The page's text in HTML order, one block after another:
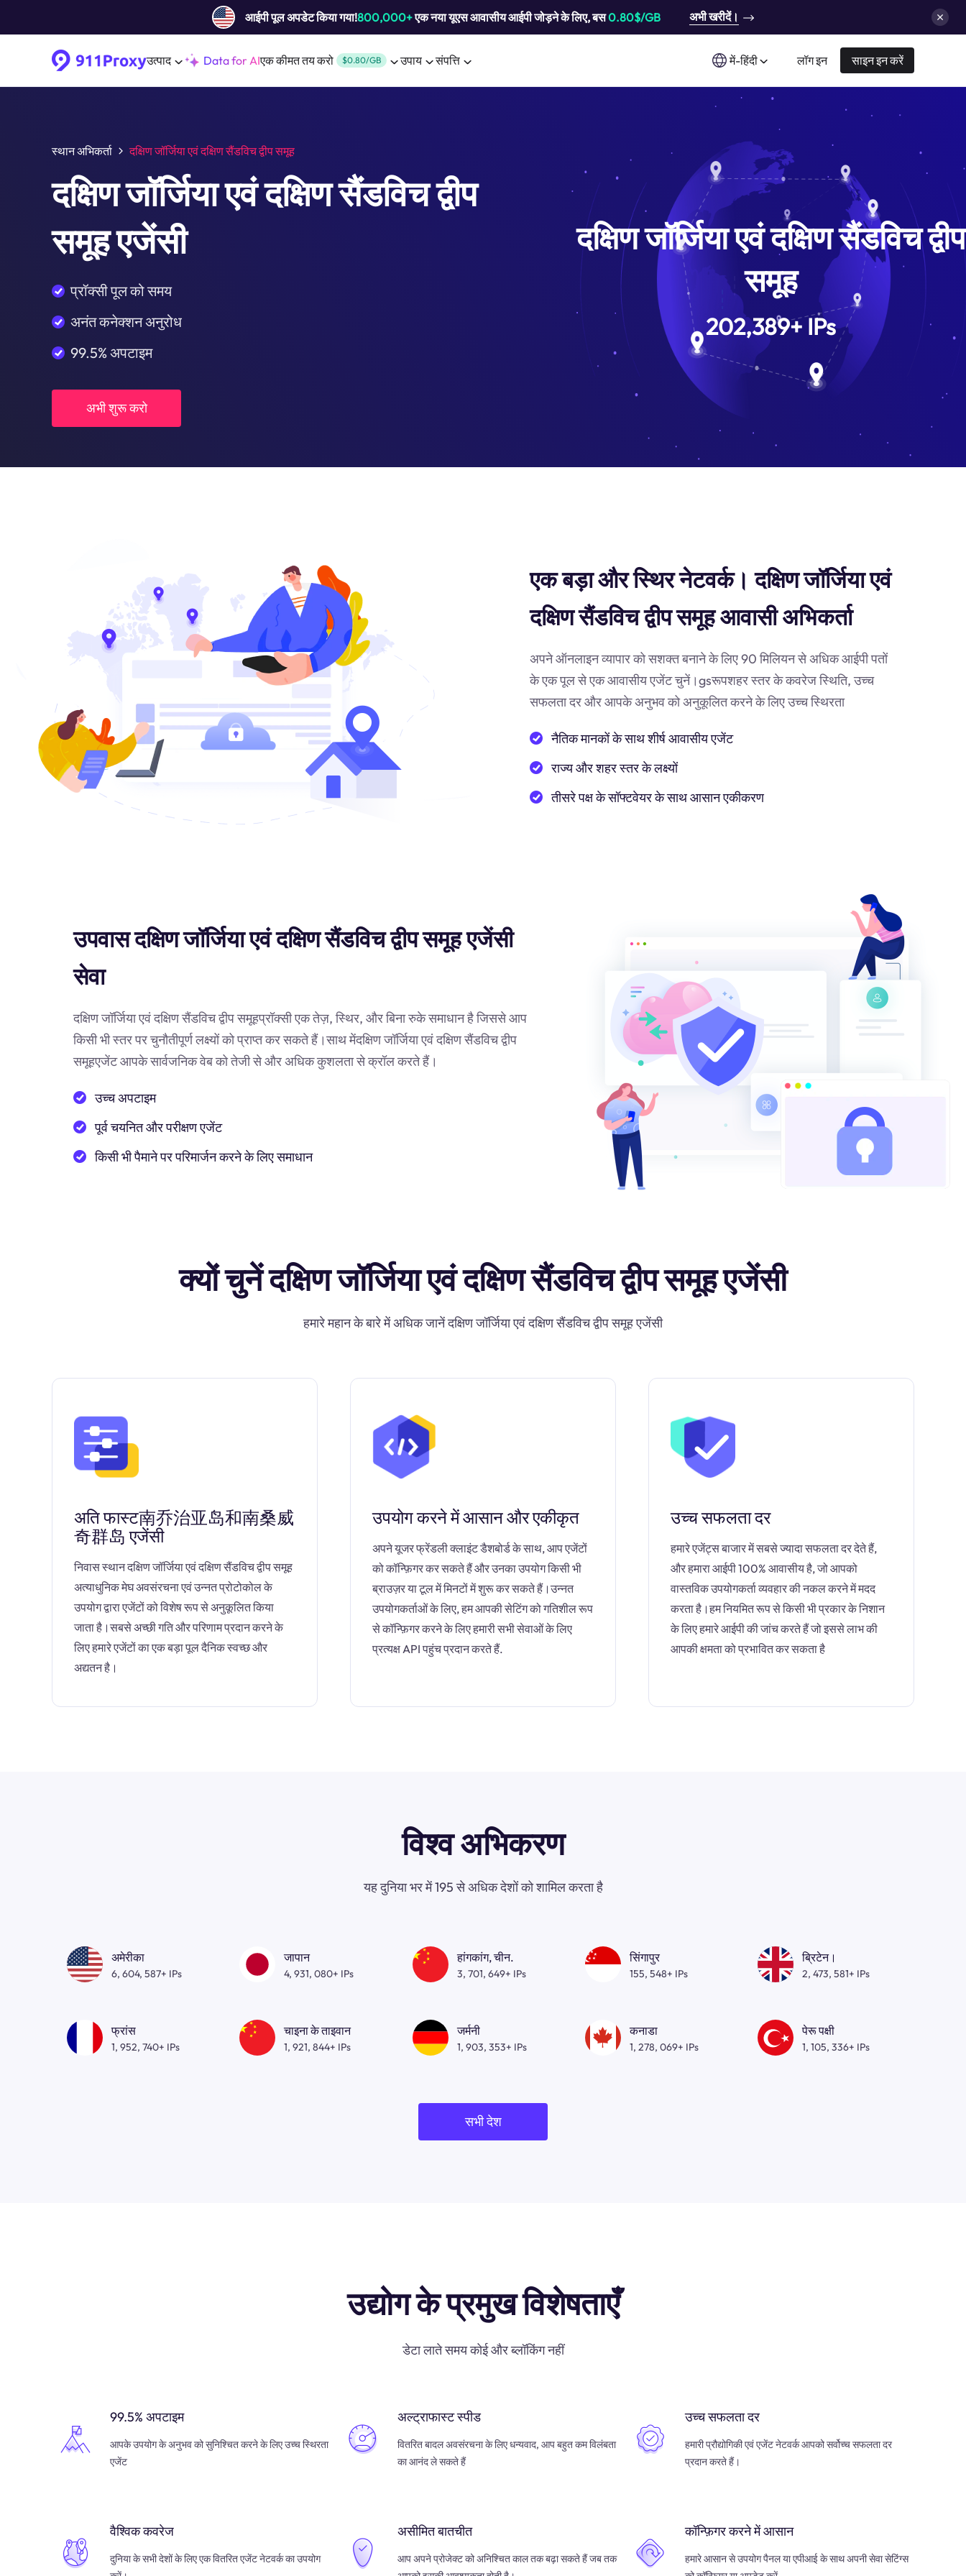
आईपी ​​पूल अपडेट किया गया!800,000+एक नया यूएस आवासीय आईपी जोड़ने के लिए, बस0.80$/GB अभी खरीदें।
उत्पाद Data for AIएक कीमत तय करो $0.80/GB उपाय संपत्ति में-हिंदी लॉग इन साइन इन करें
स्थान अभिकर्ता दक्षिण जॉर्जिया एवं दक्षिण सैंडविच द्वीप समूह
दक्षिण जॉर्जिया एवं दक्षिण सैंडविच द्वीप
समूह एजेंसी
प्रॉक्सी पूल को समय
अनंत कनेक्शन अनुरोध
99.5% अपटाइम
अभी शुरू करो
दक्षिण जॉर्जिया एवं दक्षिण सैंडविच द्वीप
समूह
202,389+IPs
एक बड़ा और स्थिर नेटवर्क। दक्षिण जॉर्जिया एवं
दक्षिण सैंडविच द्वीप समूह आवासी अभिकर्ता
अपने ऑनलाइन व्यापार को सशक्त बनाने के लिए 90 मिलियन से अधिक आईपी पतों
के एक पूल से एक आवासीय एजेंट चुनें।gsरूपशहर स्तर के कवरेज स्थिति, उच्च
सफलता दर और आपके अनुभव को अनुकूलित करने के लिए उच्च स्थिरता
नैतिक मानकों के साथ शीर्ष आवासीय एजेंट
राज्य और शहर स्तर के लक्ष्यों
तीसरे पक्ष के सॉफ्टवेयर के साथ आसान एकीकरण
उपवास दक्षिण जॉर्जिया एवं दक्षिण सैंडविच द्वीप समूह एजेंसी
सेवा
दक्षिण जॉर्जिया एवं दक्षिण सैंडविच द्वीप समूहप्रॉक्सी एक तेज़, स्थिर, और बिना रुके समाधान है जिससे आप
किसी भी स्तर पर चुनौतीपूर्ण लक्ष्यों को प्राप्त कर सकते हैं।साथ मेंदक्षिण जॉर्जिया एवं दक्षिण सैंडविच द्वीप
समूहएजेंट आपके सार्वजनिक वेब को तेजी से और अधिक कुशलता से क्रॉल करते हैं।
उच्च अपटाइम
पूर्व चयनित और परीक्षण एजेंट
किसी भी पैमाने पर परिमार्जन करने के लिए समाधान
क्यों चुनें दक्षिण जॉर्जिया एवं दक्षिण सैंडविच द्वीप समूह एजेंसी
हमारे महान के बारे में अधिक जानें दक्षिण जॉर्जिया एवं दक्षिण सैंडविच द्वीप समूह एजेंसी
अति फास्ट南乔治亚岛和南桑威
奇群岛 एजेंसी
निवास स्थान दक्षिण जॉर्जिया एवं दक्षिण सैंडविच द्वीप समूह
अत्याधुनिक मेघ अवसंरचना एवं उन्नत प्रोटोकोल के
उपयोग द्वारा एजेंटों को विशेष रूप से अनुकूलित किया
जाता है।सबसे अच्छी गति और परिणाम प्रदान करने के
लिए हमारे एजेंटों का एक बड़ा पूल दैनिक स्वच्छ और
अद्यतन है।
उपयोग करने में आसान और एकीकृत
अपने यूजर फ्रेंडली क्लाइंट डैशबोर्ड के साथ, आप एजेंटों
को कॉन्फ़िगर कर सकते हैं और उनका उपयोग किसी भी
ब्राउज़र या टूल में मिनटों में शुरू कर सकते हैं।उन्नत
उपयोगकर्ताओं के लिए, हम आपकी सेटिंग को गतिशील रूप
से कॉन्फ़िगर करने के लिए हमारी सभी सेवाओं के लिए
प्रत्यक्ष API पहुंच प्रदान करते हैं.
उच्च सफलता दर
हमारे एजेंट्स बाजार में सबसे ज्यादा सफलता दर देते हैं,
और हमारा आईपी 100% आवासीय है, जो आपको
वास्तविक उपयोगकर्ता व्यवहार की नकल करने में मदद
करता है।हम नियमित रूप से किसी भी प्रकार के निशान
के लिए हमारे आईपी की जांच करते हैं जो इससे लाभ की
आपकी क्षमता को प्रभावित कर सकता है
विश्व अभिकरण
यह दुनिया भर में 195 से अधिक देशों को शामिल करता है
अमेरीका
6, 604, 587+ IPs
जापान
4, 931, 080+ IPs
हांगकांग, चीन.
3, 701, 649+ IPs
सिंगापुर
155, 548+ IPs
ब्रिटेन।
2, 473, 581+ IPs
फ्रांस
1, 952, 740+ IPs
चाइना के ताइवान
1, 921, 844+ IPs
जर्मनी
1, 903, 353+ IPs
कनाडा
1, 278, 069+ IPs
पेरू पक्षी
1, 105, 336+ IPs
सभी देश
उद्योग के प्रमुख विशेषताएँ
डेटा लाते समय कोई और ब्लॉकिंग नहीं
99.5% अपटाइम
आपके उपयोग के अनुभव को सुनिश्चित करने के लिए उच्च स्थिरता
एजेंट
अल्ट्राफास्ट स्पीड
वितरित बादल अवसंरचना के लिए धन्यवाद, आप बहुत कम विलंबता
का आनंद ले सकते हैं
उच्च सफलता दर
हमारी प्रौद्योगिकी एवं एजेंट नेटवर्क आपको सर्वोच्च सफलता दर
प्रदान करते हैं।
वैश्विक कवरेज
दुनिया के सभी देशों के लिए एक वितरित एजेंट नेटवर्क का उपयोग
असीमित बातचीत
आप अपने प्रोजेक्ट को अनिश्चित काल तक बढ़ा सकते हैं जब तक
कॉन्फ़िगर करने में आसान
हमारे आसान से उपयोग पैनल या एपीआई के साथ अपनी सेवा सेटिंग्स